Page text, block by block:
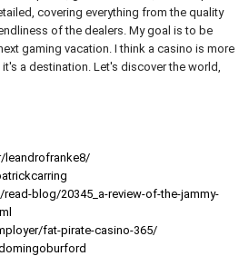
covering everything from the quality
of the dealers. My goal is to be
gaming vacation. I think a casino is more
a destination. Let's discover the world,
leandrofranke8/
blog/20345_a-review-of-the-jammy-
fat-pirate-casino-365/